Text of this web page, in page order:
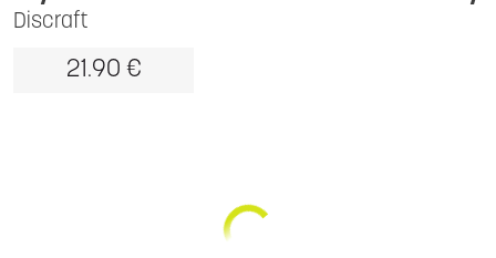
Discraft
21.90 €